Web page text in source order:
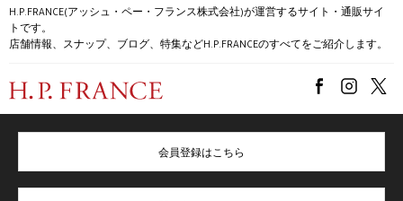
H.P.FRANCE(アッシュ・ペー・フランス株式会社)が運営するサイト・通販サイ
トです。
店舗情報、スナップ、ブログ、特集などH.P.FRANCEのすべてをご紹介します。
会員登録はこちら